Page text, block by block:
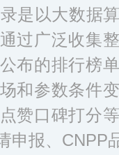
是以大数据
过广泛收集
布的排行榜
和参数条件
赞口碑打分
申报、CNPP